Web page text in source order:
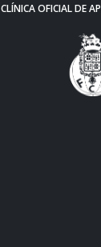
CLÍNICA OFICIAL DE